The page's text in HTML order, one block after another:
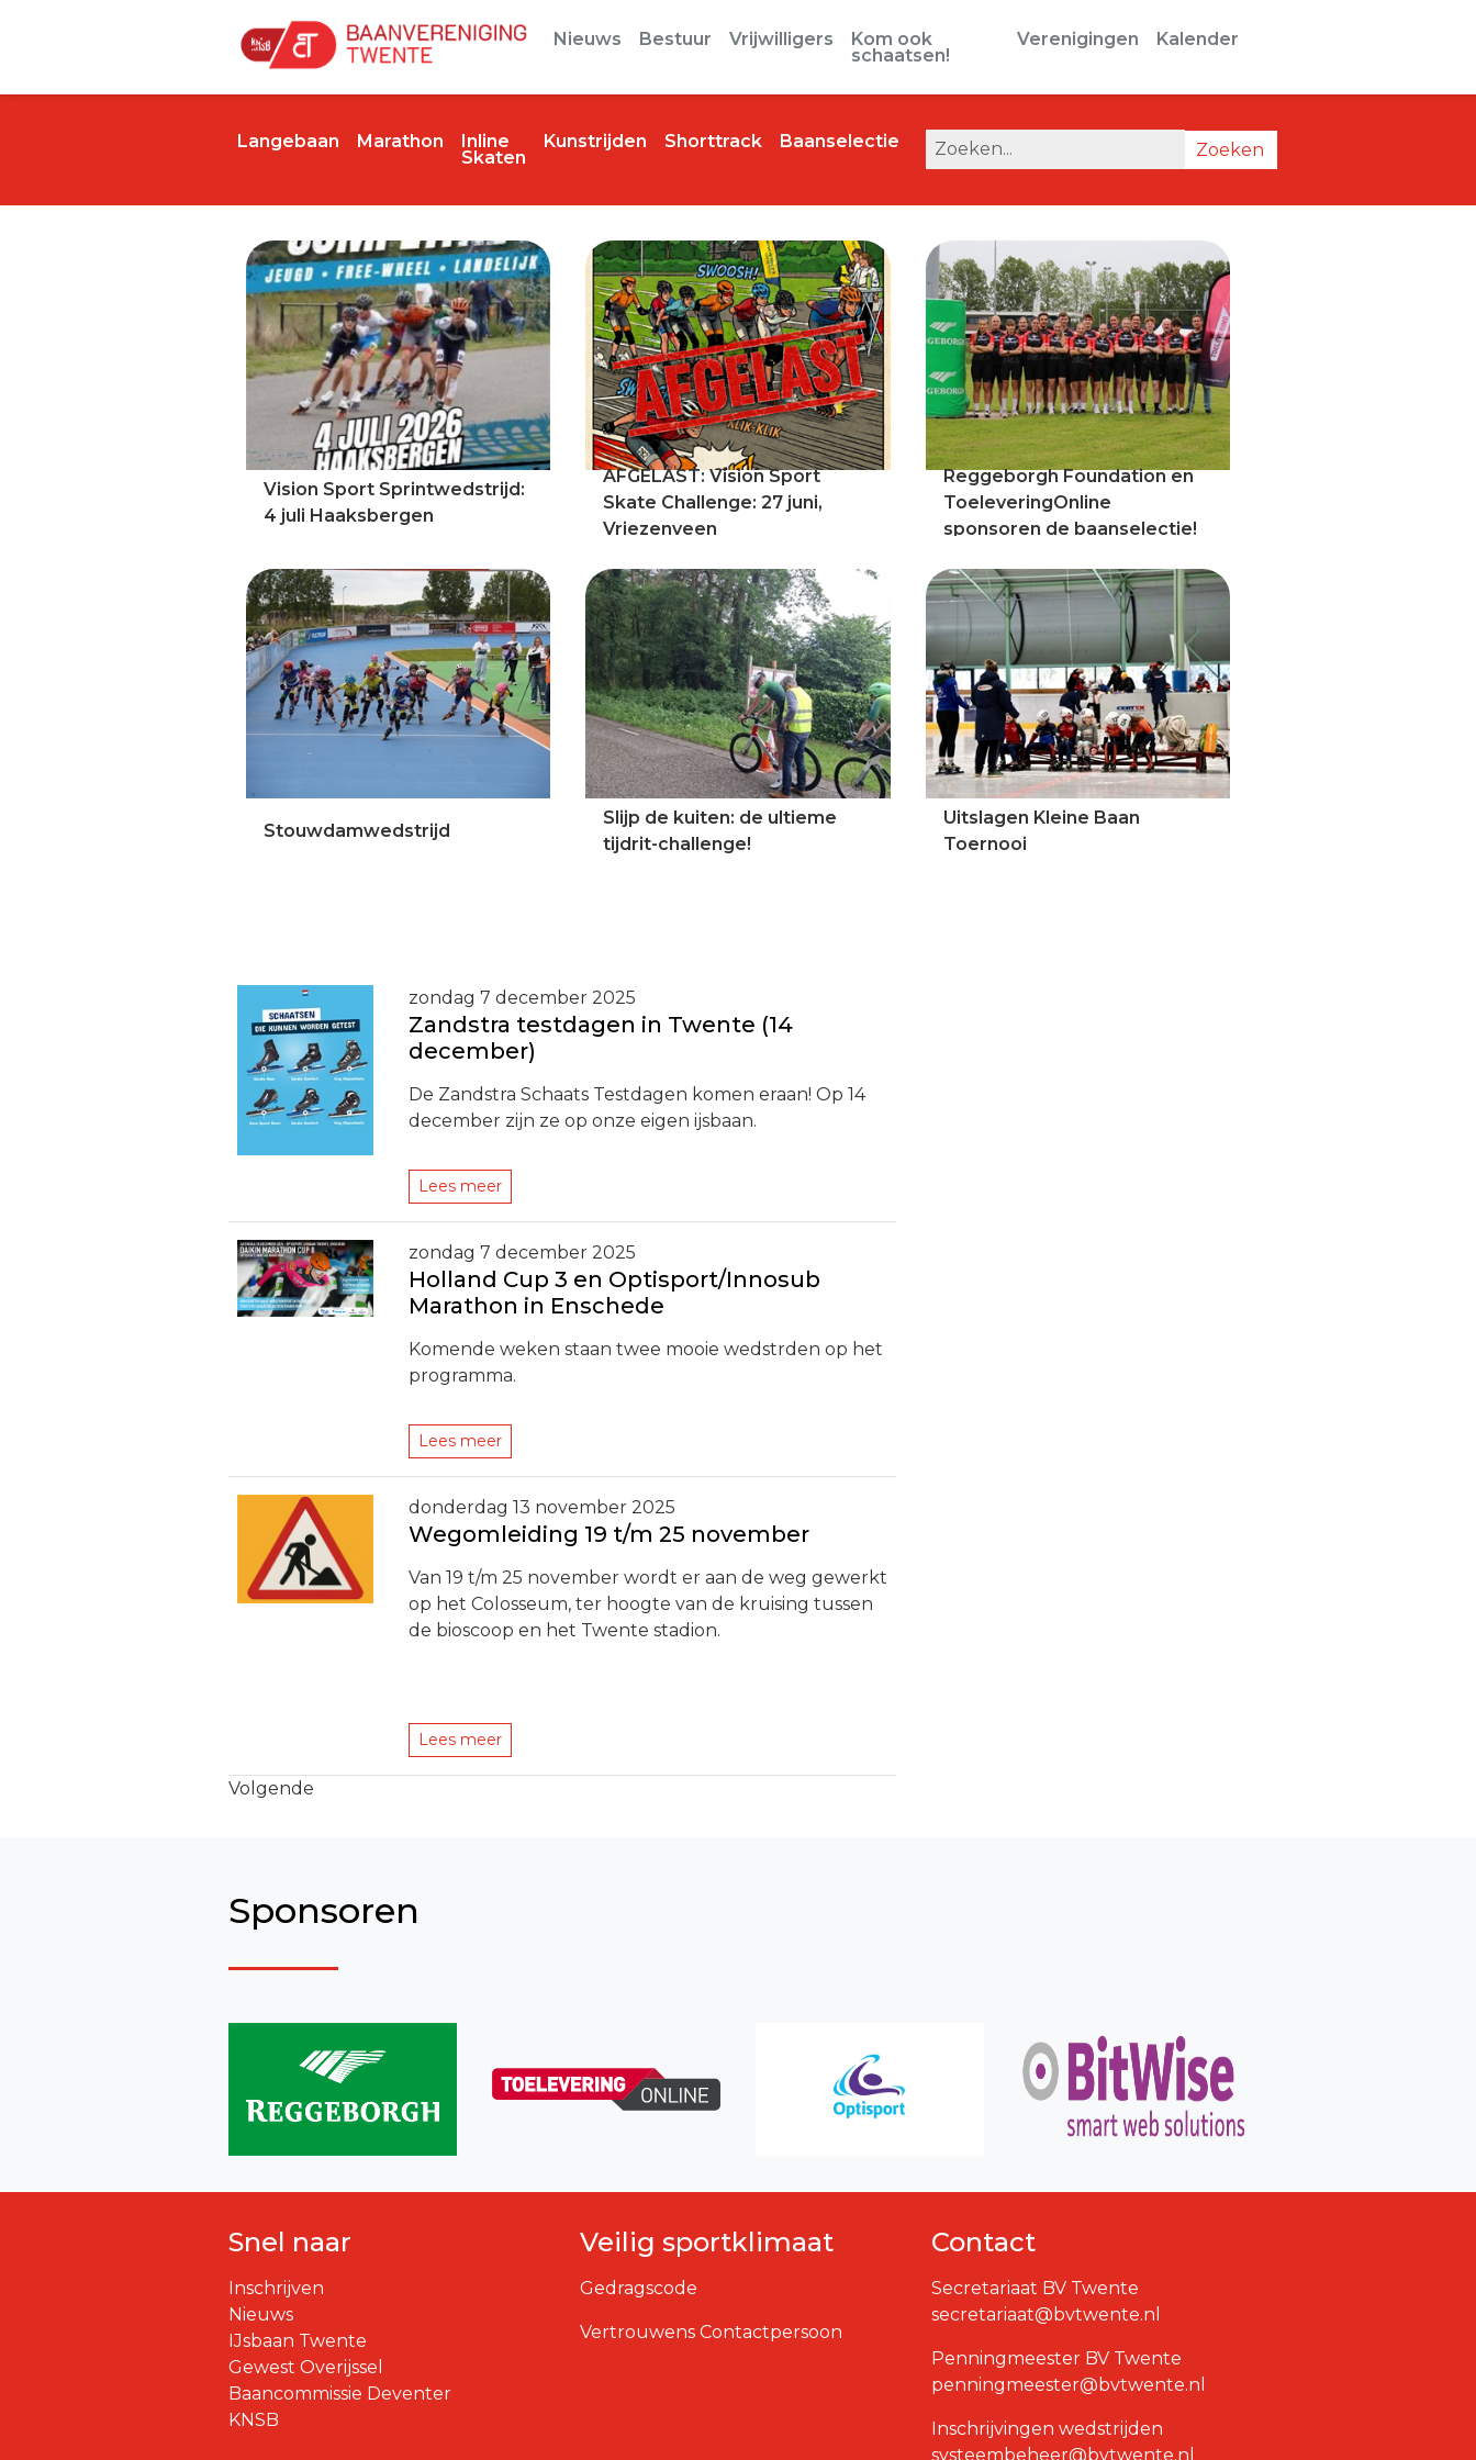
Nieuws Bestuur Vrijwilligers Kom ook
schaatsen!
Verenigingen Kalender
Langebaan Marathon Inline
Skaten
Kunstrijden Shorttrack Baanselectie Zoeken
Vision Sport Sprintwedstrijd:
4 juli Haaksbergen
AFGELAST: Vision Sport
Skate Challenge: 27 juni,
Vriezenveen
Reggeborgh Foundation en
ToeleveringOnline
sponsoren de baanselectie!
Stouwdamwedstrijd
Slijp de kuiten: de ultieme
tijdrit-challenge!
Uitslagen Kleine Baan
Toernooi
zondag 7 december 2025
Zandstra testdagen in Twente (14
december)
De Zandstra Schaats Testdagen komen eraan! Op 14
december zijn ze op onze eigen ijsbaan.
Lees meer
zondag 7 december 2025
Holland Cup 3 en Optisport/Innosub
Marathon in Enschede
Komende weken staan twee mooie wedstrden op het
programma.
Lees meer
donderdag 13 november 2025
Wegomleiding 19 t/m 25 november
Van 19 t/m 25 november wordt er aan de weg gewerkt
op het Colosseum, ter hoogte van de kruising tussen
de bioscoop en het Twente stadion.
Lees meer
Volgende
Sponsoren
Snel naar
Inschrijven
Nieuws
IJsbaan Twente
Gewest Overijssel
Baancommissie Deventer
KNSB
Veilig sportklimaat
Gedragscode
Vertrouwens Contactpersoon
Contact
Secretariaat BV Twente
secretariaat@bvtwente.nl
Penningmeester BV Twente
penningmeester@bvtwente.nl
Inschrijvingen wedstrijden
systeembeheer@bvtwente.nl